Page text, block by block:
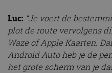
Luc: “Je voert de
plot de route vervolgens
Waze of Apple Kaarten.
Android Auto heb je de
het grote scherm van je